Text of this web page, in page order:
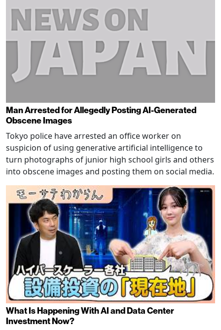
Man Arrested for Allegedly Posting AI-Generated
Obscene Images
Tokyo police have arrested an office worker on
suspicion of using generative artificial intelligence to
turn photographs of junior high school girls and others
into obscene images and posting them on social media.
What Is Happening With AI and Data Center
Investment Now?